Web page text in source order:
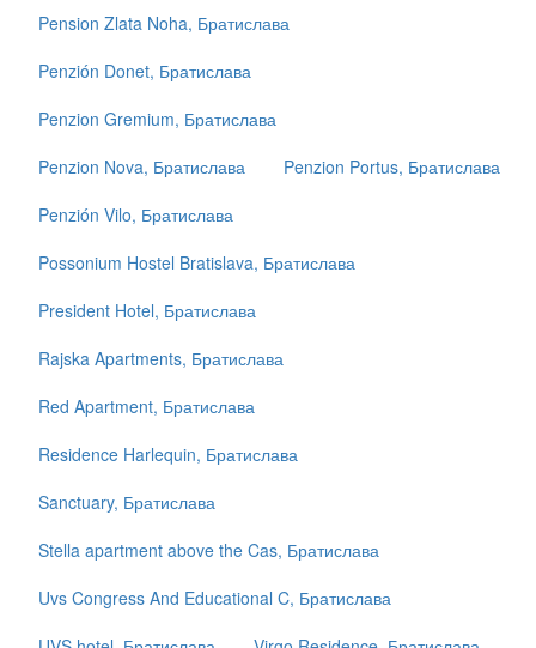
Pension Zlata Noha, Братислава
Penzión Donet, Братислава
Penzion Gremium, Братислава
Penzion Nova, Братислава
Penzion Portus, Братислава
Penzión Vilo, Братислава
Possonium Hostel Bratislava, Братислава
President Hotel, Братислава
Rajska Apartments, Братислава
Red Apartment, Братислава
Residence Harlequin, Братислава
Sanctuary, Братислава
Stella apartment above the Cas, Братислава
Uvs Congress And Educational C, Братислава